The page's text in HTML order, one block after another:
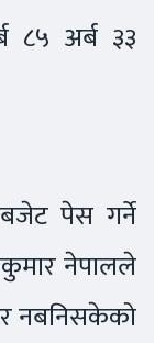
८५ अर्ब ३३
पेस गर्ने
नेपालले
नबनिसकेको